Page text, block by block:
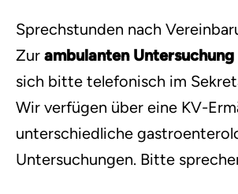
Sprechstunden nach
Zur ambulanten Untersuchung
sich bitte telefonisch im
Wir verfügen über eine KV-
unterschiedliche
Untersuchungen. Bitte